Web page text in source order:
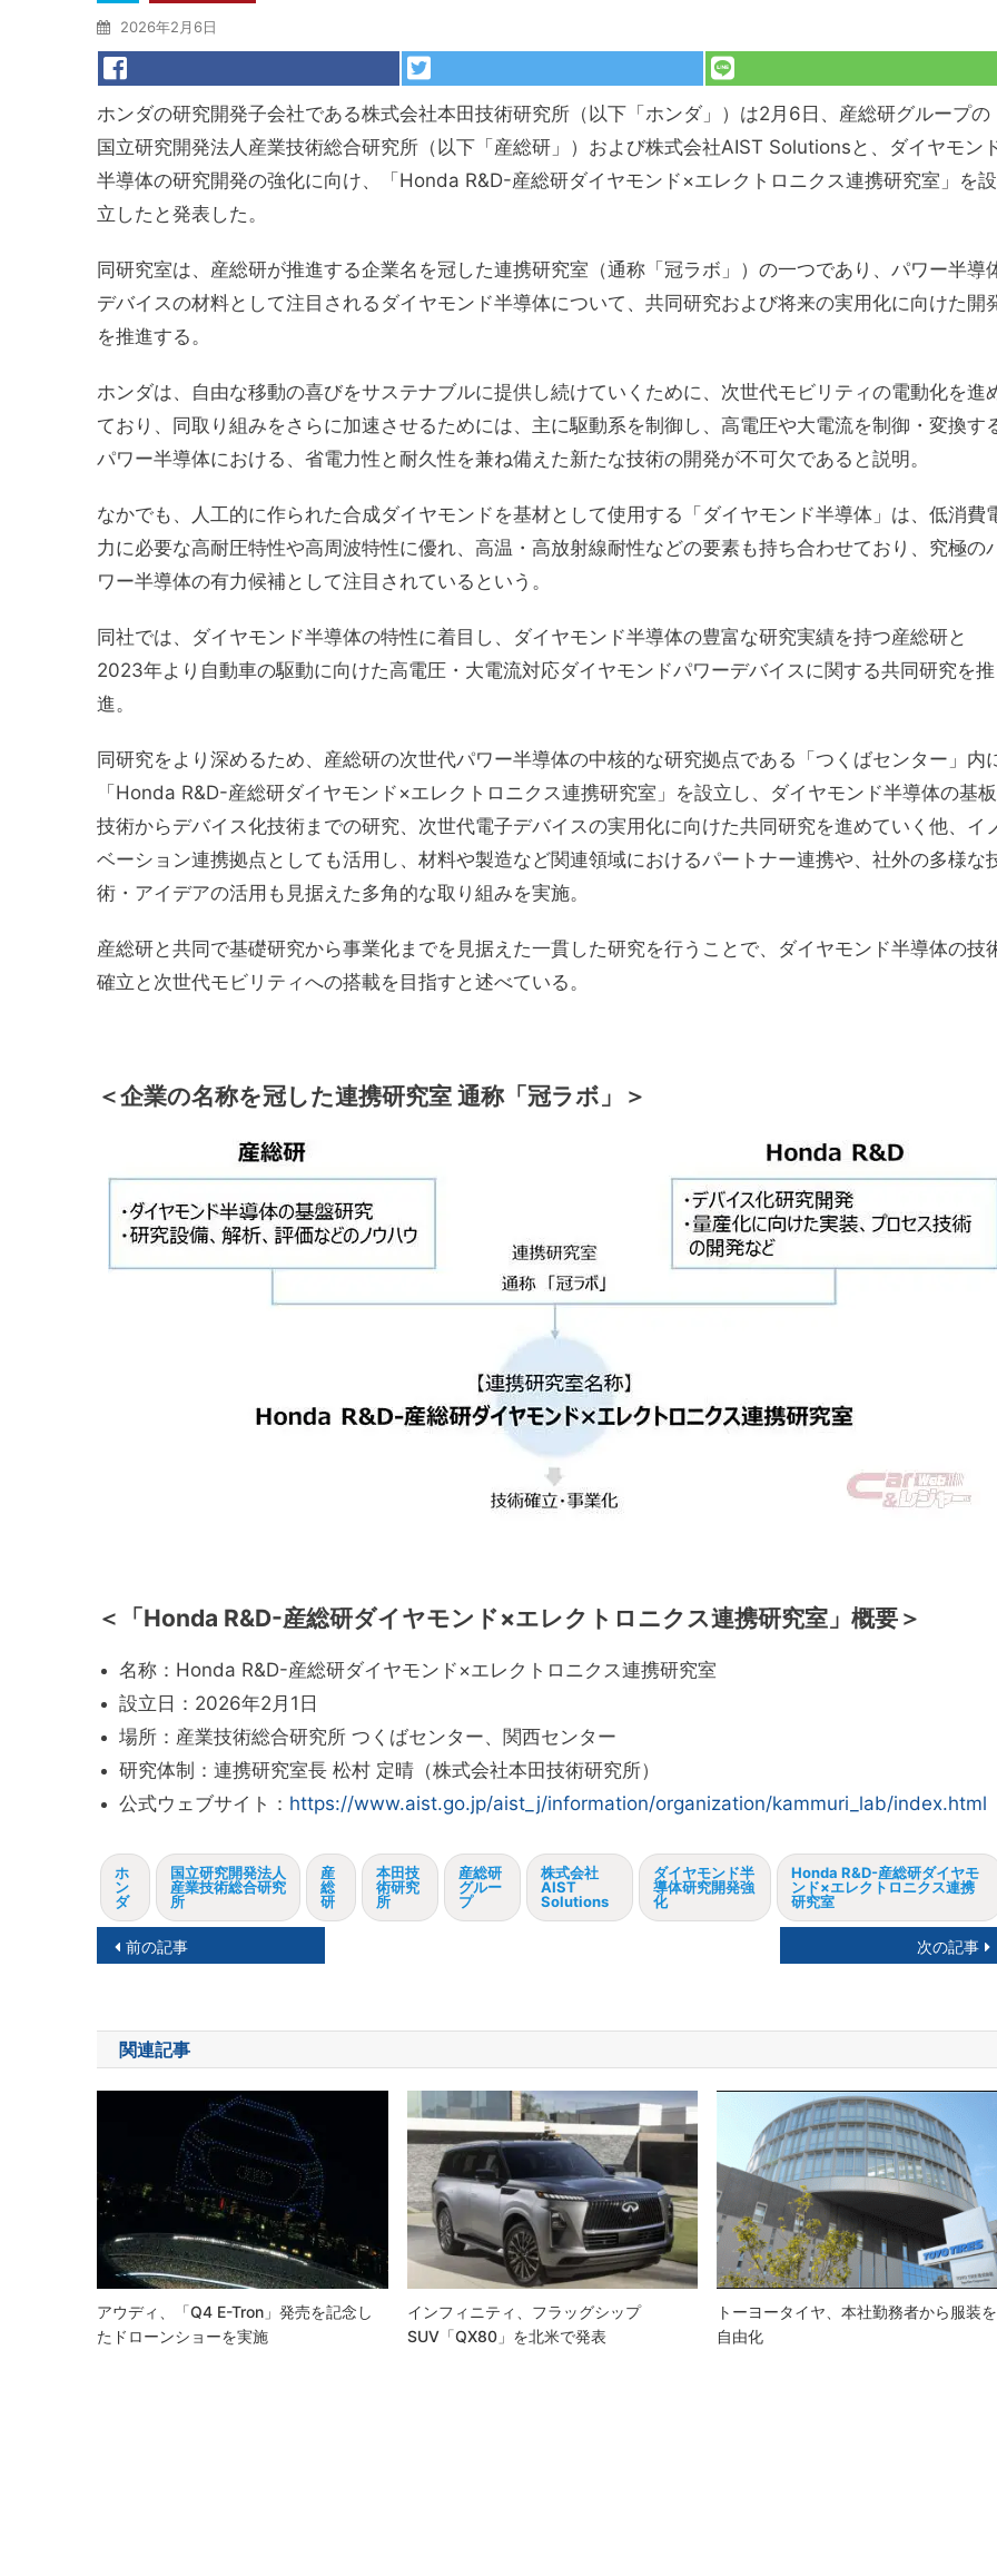
2026年2月6日
ホンダの研究開発子会社である株式会社本田技術研究所（以下「ホンダ」）は2月6日、産総研グループの
国立研究開発法人産業技術総合研究所（以下「産総研」）および株式会社AIST Solutionsと、ダイヤモン
半導体の研究開発の強化に向け、「Honda R&D-産総研ダイヤモンド×エレクトロニクス連携研究室」を設
立したと発表した。
同研究室は、産総研が推進する企業名を冠した連携研究室（通称「冠ラボ」）の一つであり、パワー半導
デバイスの材料として注目されるダイヤモンド半導体について、共同研究および将来の実用化に向けた開
を推進する。
ホンダは、自由な移動の喜びをサステナブルに提供し続けていくために、次世代モビリティの電動化を進
ており、同取り組みをさらに加速させるためには、主に駆動系を制御し、高電圧や大電流を制御・変換す
パワー半導体における、省電力性と耐久性を兼ね備えた新たな技術の開発が不可欠であると説明。
なかでも、人工的に作られた合成ダイヤモンドを基材として使用する「ダイヤモンド半導体」は、低消費
力に必要な高耐圧特性や高周波特性に優れ、高温・高放射線耐性などの要素も持ち合わせており、究極の
ワー半導体の有力候補として注目されているという。
同社では、ダイヤモンド半導体の特性に着目し、ダイヤモンド半導体の豊富な研究実績を持つ産総研と
2023年より自動車の駆動に向けた高電圧・大電流対応ダイヤモンドパワーデバイスに関する共同研究を推
進。
同研究をより深めるため、産総研の次世代パワー半導体の中核的な研究拠点である「つくばセンター」内
「Honda R&D-産総研ダイヤモンド×エレクトロニクス連携研究室」を設立し、ダイヤモンド半導体の基板
技術からデバイス化技術までの研究、次世代電子デバイスの実用化に向けた共同研究を進めていく他、イ
ベーション連携拠点としても活用し、材料や製造など関連領域におけるパートナー連携や、社外の多様な
術・アイデアの活用も見据えた多角的な取り組みを実施。
産総研と共同で基礎研究から事業化までを見据えた一貫した研究を行うことで、ダイヤモンド半導体の技
確立と次世代モビリティへの搭載を目指すと述べている。
＜企業の名称を冠した連携研究室 通称「冠ラボ」＞
＜「Honda R&D-産総研ダイヤモンド×エレクトロニクス連携研究室」概要＞
名称：Honda R&D-産総研ダイヤモンド×エレクトロニクス連携研究室
設立日：2026年2月1日
場所：産業技術総合研究所 つくばセンター、関西センター
研究体制：連携研究室長 松村 定晴（株式会社本田技術研究所）
公式ウェブサイト： https://www.aist.go.jp/aist_j/information/organization/kammuri_lab/index.html
ホ
ン
ダ
国立研究開発法人
産業技術総合研究
所
産
総
研
本田技
術研究
所
産総研
グルー
プ
株式会社
AIST
Solutions
ダイヤモンド半
導体研究開発強
化
Honda R&D-産総研ダイヤモ
ンド×エレクトロニクス連携
研究室
投
ナ
ビ
ー
シ
ョ
ン
前の記事 次の記事
関連記事
アウディ、「Q4 E-Tron」発売を記念し
たドローンショーを実施
インフィニティ、フラッグシップ
SUV「QX80」を北米で発表
トーヨータイヤ、本社勤務者から服装を
自由化